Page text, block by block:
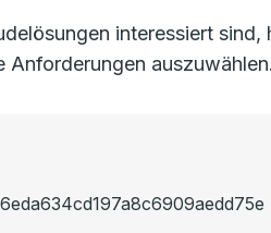
interessiert
Anforderungen auszuwählen.